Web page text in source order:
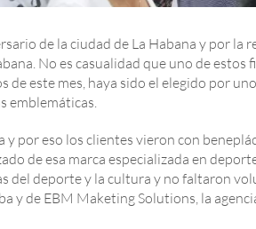
de la ciudad de La Habana y por la
No es casualidad que uno de estos
de este mes, haya sido el elegido por
emblemáticas.
y por eso los clientes vieron con
de esa marca especializada en
del deporte y la cultura y no faltaron
de EBM Maketing Solutions, la